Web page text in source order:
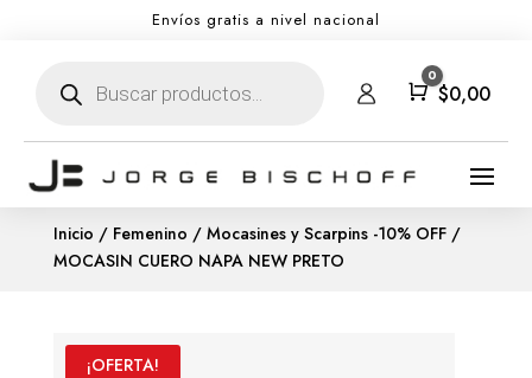
Envíos gratis a nivel nacional
productos Carro
0
$0,00
Inicio / Femenino / Mocasines y Scarpins -10% OFF/
MOCASIN CUERO NAPA NEW PRETO
¡OFERTA!